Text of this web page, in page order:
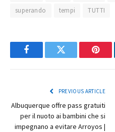
superando
tempi TUTTI
FacebookTwitter
PREVIOUS ARTICLE
Albuquerque offre pass gratuiti
per il nuoto ai bambini che si
impegnano a evitare Arroyos |